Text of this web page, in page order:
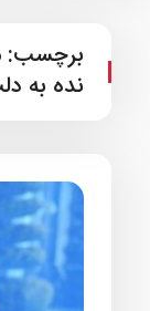
برچسب:
نده به